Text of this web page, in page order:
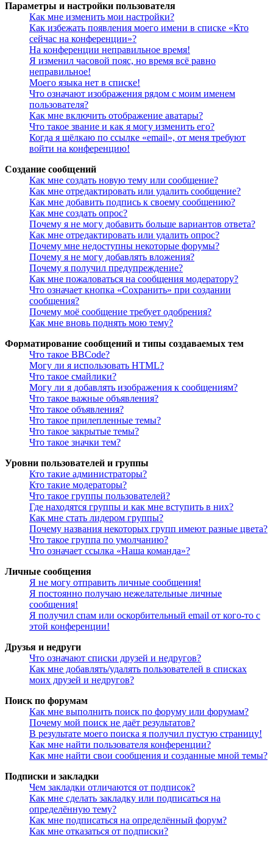
Параметры и настройки пользователя
Как мне изменить мои настройки?
Как избежать появления моего имени в списке «Кто
сейчас на конференции»?
На конференции неправильное время!
Я изменил часовой пояс, но время всё равно
неправильное!
Моего языка нет в списке!
Что означают изображения рядом с моим именем
пользователя?
Как мне включить отображение аватары?
Что такое звание и как я могу изменить его?
Когда я щёлкаю по ссылке «email», от меня требуют
войти на конференцию!
Создание сообщений
Как мне создать новую тему или сообщение?
Как мне отредактировать или удалить сообщение?
Как мне добавить подпись к своему сообщению?
Как мне создать опрос?
Почему я не могу добавить больше вариантов ответа?
Как мне отредактировать или удалить опрос?
Почему мне недоступны некоторые форумы?
Почему я не могу добавлять вложения?
Почему я получил предупреждение?
Как мне пожаловаться на сообщения модератору?
Что означает кнопка «Сохранить» при создании
сообщения?
Почему моё сообщение требует одобрения?
Как мне вновь поднять мою тему?
Форматирование сообщений и типы создаваемых тем
Что такое BBCode?
Могу ли я использовать HTML?
Что такое смайлики?
Могу ли я добавлять изображения к сообщениям?
Что такое важные объявления?
Что такое объявления?
Что такое прилепленные темы?
Что такое закрытые темы?
Что такое значки тем?
Уровни пользователей и группы
Кто такие администраторы?
Кто такие модераторы?
Что такое группы пользователей?
Где находятся группы и как мне вступить в них?
Как мне стать лидером группы?
Почему названия некоторых групп имеют разные цвета?
Что такое группа по умолчанию?
Что означает ссылка «Наша команда»?
Личные сообщения
Я не могу отправить личные сообщения!
Я постоянно получаю нежелательные личные
сообщения!
Я получил спам или оскорбительный email от кого-то с
этой конференции!
Друзья и недруги
Что означают списки друзей и недругов?
Как мне добавлять/удалять пользователей в списках
моих друзей и недругов?
Поиск по форумам
Как мне выполнить поиск по форуму или форумам?
Почему мой поиск не даёт результатов?
В результате моего поиска я получил пустую страницу!
Как мне найти пользователя конференции?
Как мне найти свои сообщения и созданные мной темы?
Подписки и закладки
Чем закладки отличаются от подписок?
Как мне сделать закладку или подписаться на
определённую тему?
Как мне подписаться на определённый форум?
Как мне отказаться от подписки?